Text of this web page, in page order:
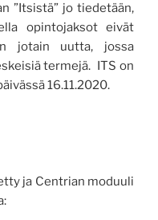
”Itsistä” jo tiedetään,
opintojaksot eivät
jotain uutta, jossa
termejä. ITS on
16.11.2020.
ja Centrian moduuli